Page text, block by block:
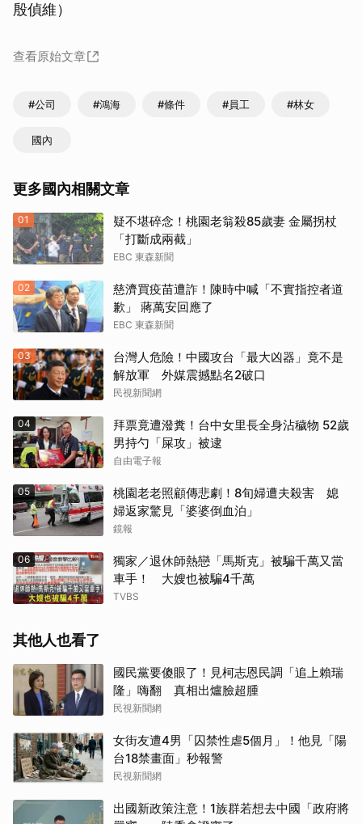
殷偵維）
查看原始文章
#公司 #鴻海 #條件 #員工 #林女
國內
更多國內相關文章
01
疑不堪碎念！桃園老翁殺85歲妻 金屬拐杖
「打斷成兩截」
EBC 東森新聞
02
慈濟買疫苗遭詐！陳時中喊「不實指控者道
歉」 蔣萬安回應了
EBC 東森新聞
03
台灣人危險！中國攻台「最大凶器」竟不是
解放軍 外媒震撼點名2破口
民視新聞網
04
拜票竟遭潑糞！台中女里長全身沾穢物 52歲
男持勺「屎攻」被逮
自由電子報
05
桃園老老照顧傳悲劇！8旬婦遭夫殺害 媳
婦返家驚見「婆婆倒血泊」
鏡報
06
獨家／退休師熱戀「馬斯克」被騙千萬又當
車手！ 大嫂也被騙4千萬
TVBS
其他人也看了
國民黨要傻眼了！見柯志恩民調「追上賴瑞
隆」嗨翻 真相出爐臉超腫
民視新聞網
女街友遭4男「囚禁性虐5個月」！他見「陽
台18禁畫面」秒報警
民視新聞網
出國新政策注意！1族群若想去中國「政府將